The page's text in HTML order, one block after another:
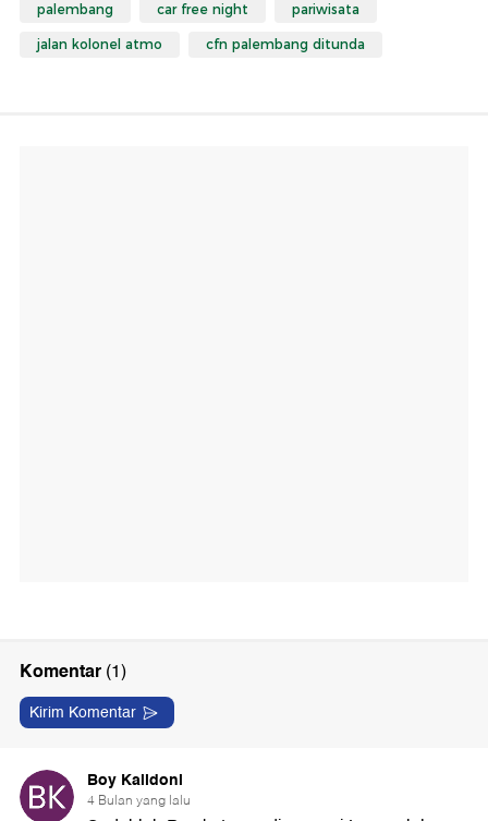
palembang car free night pariwisata
jalan kolonel atmo cfn palembang ditunda